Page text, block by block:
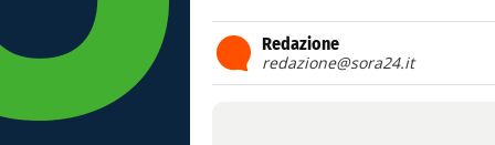
Redazione
redazione@sora24.it